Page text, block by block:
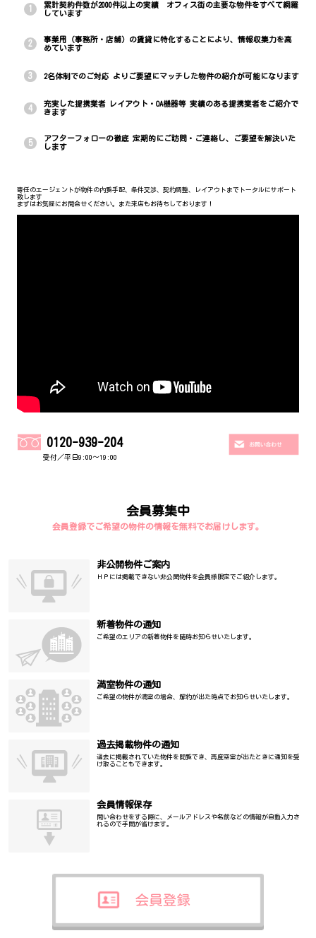
1
累計契約件数が2000件以上の実績 オフィス街の主要な物件をすべて網羅
しています
2
事業用（事務所・店舗）の賃貸に特化することにより、情報収集力を高
めています
3 2名体制でのご対応 よりご要望にマッチした物件の紹介が可能になります
4
充実した提携業者 レイアウト・OA機器等 実績のある提携業者をご紹介で
きます
5
アフターフォローの徹底 定期的にご訪問・ご連絡し、ご要望を解決いた
します
専任のエージェントが物件の内覧手配、条件交渉、契約調整、レイアウトまでトータルにサポート
致します
まずはお気軽にお問合せください。また来店もお待ちしております！
0120-939-204
受付／平日9:00～19:00
会員募集中
会員登録でご希望の物件の情報を無料でお届けします。
非公開物件ご案内
ＨＰには掲載できない非公開物件を会員様限定でご紹介します。
新着物件の通知
ご希望のエリアの新着物件を随時お知らせいたします。
満室物件の通知
ご希望の物件が満室の場合、解約が出た時点でお知らせいたします。
過去掲載物件の通知
過去に掲載されていた物件を閲覧でき、再度空室が出たときに通知を受
け取ることもできます。
会員情報保存
問い合わせをする際に、メールアドレスや名前などの情報が自動入力さ
れるので手間が省けます。